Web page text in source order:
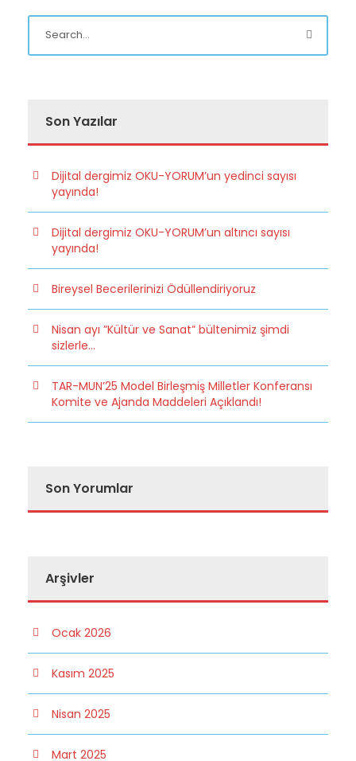
Son Yazılar
Dijital dergimiz OKU-YORUM’un yedinci sayısı
yayında!
Dijital dergimiz OKU-YORUM’un altıncı sayısı
yayında!
Bireysel Becerilerinizi Ödüllendiriyoruz
Nisan ayı ”Kültür ve Sanat” bültenimiz şimdi
sizlerle…
TAR-MUN’25 Model Birleşmiş Milletler Konferansı
Komite ve Ajanda Maddeleri Açıklandı!
Son Yorumlar
Arşivler
Ocak 2026
Kasım 2025
Nisan 2025
Mart 2025